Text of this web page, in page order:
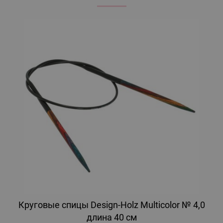
Круговые спицы Design-Holz Multicolor № 4,0
длина 40 см